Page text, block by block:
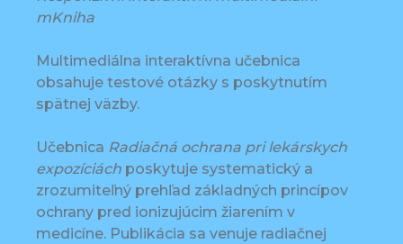
mKniha
Multimediálna interaktívna učebnica
obsahuje testové otázky s poskytnutím
spätnej väzby.
Učebnica Radiačná ochrana pri lekárskych
expozíciách poskytuje systematický a
zrozumiteľný prehľad základných princípov
ochrany pred ionizujúcim žiarením v
medicíne. Publikácia sa venuje radiačnej